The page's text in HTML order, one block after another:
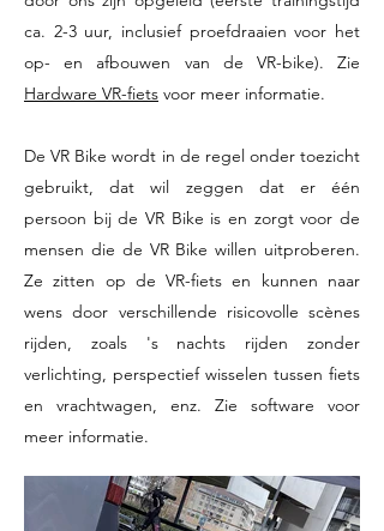
ca. 2-3 uur, inclusief proefdraaien voor het
op- en afbouwen van de VR-bike). Zie
Hardware VR-fiets voor meer informatie.
De VR Bike wordt in de regel onder toezicht
gebruikt, dat wil zeggen dat er één
persoon bij de VR Bike is en zorgt voor de
mensen die de VR Bike willen uitproberen.
Ze zitten op de VR-fiets en kunnen naar
wens door verschillende risicovolle scènes
rijden, zoals 's nachts rijden zonder
verlichting, perspectief wisselen tussen fiets
en vrachtwagen, enz. Zie software voor
meer informatie.